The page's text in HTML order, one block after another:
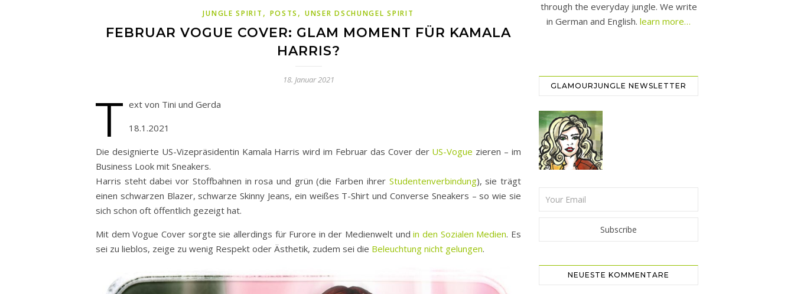
JUNGLE SPIRIT , POSTS ,UNSER DSCHUNGEL SPIRIT
FEBRUAR VOGUE COVER: GLAM MOMENT FÜR KAMALA
HARRIS?
18. Januar 2021
T ext von Tini und Gerda
18.1.2021
Die designierte US-Vizepräsidentin Kamala Harris wird im Februar das Cover der US-Vogue zieren – im
Business Look mit Sneakers.
Harris steht dabei vor Stoffbahnen in rosa und grün (die Farben ihrer Studentenverbindung), sie trägt
einen schwarzen Blazer, schwarze Skinny Jeans, ein weißes T-Shirt und Converse Sneakers – so wie sie
sich schon oft öffentlich gezeigt hat.
Mit dem Vogue Cover sorgte sie allerdings für Furore in der Medienwelt undin den Sozialen Medien. Es
sei zu lieblos, zeige zu wenig Respekt oder Ästhetik, zudem sei die Beleuchtung nicht gelungen.
through the everyday jungle. We write
in German and English. learn more…
GLAMOURJUNGLE NEWSLETTER
NEUESTE KOMMENTARE